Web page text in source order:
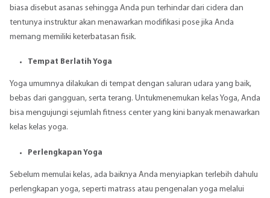
biasa disebut asanas sehingga Anda pun terhindar dari cidera dan
tentunya instruktur akan menawarkan modifikasi pose jika Anda
memang memiliki keterbatasan fisik.
Tempat Berlatih Yoga
Yoga umumnya dilakukan di tempat dengan saluran udara yang baik,
bebas dari gangguan, serta terang. Untukmenemukan kelas Yoga, Anda
bisa mengujungi sejumlah fitness center yang kini banyak menawarkan
kelas kelas yoga.
Perlengkapan Yoga
Sebelum memulai kelas, ada baiknya Anda menyiapkan terlebih dahulu
perlengkapan yoga, seperti matrass atau pengenalan yoga melalui